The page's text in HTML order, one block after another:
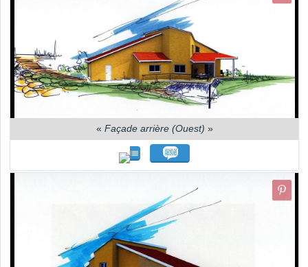
« Façade arrière (Ouest) »